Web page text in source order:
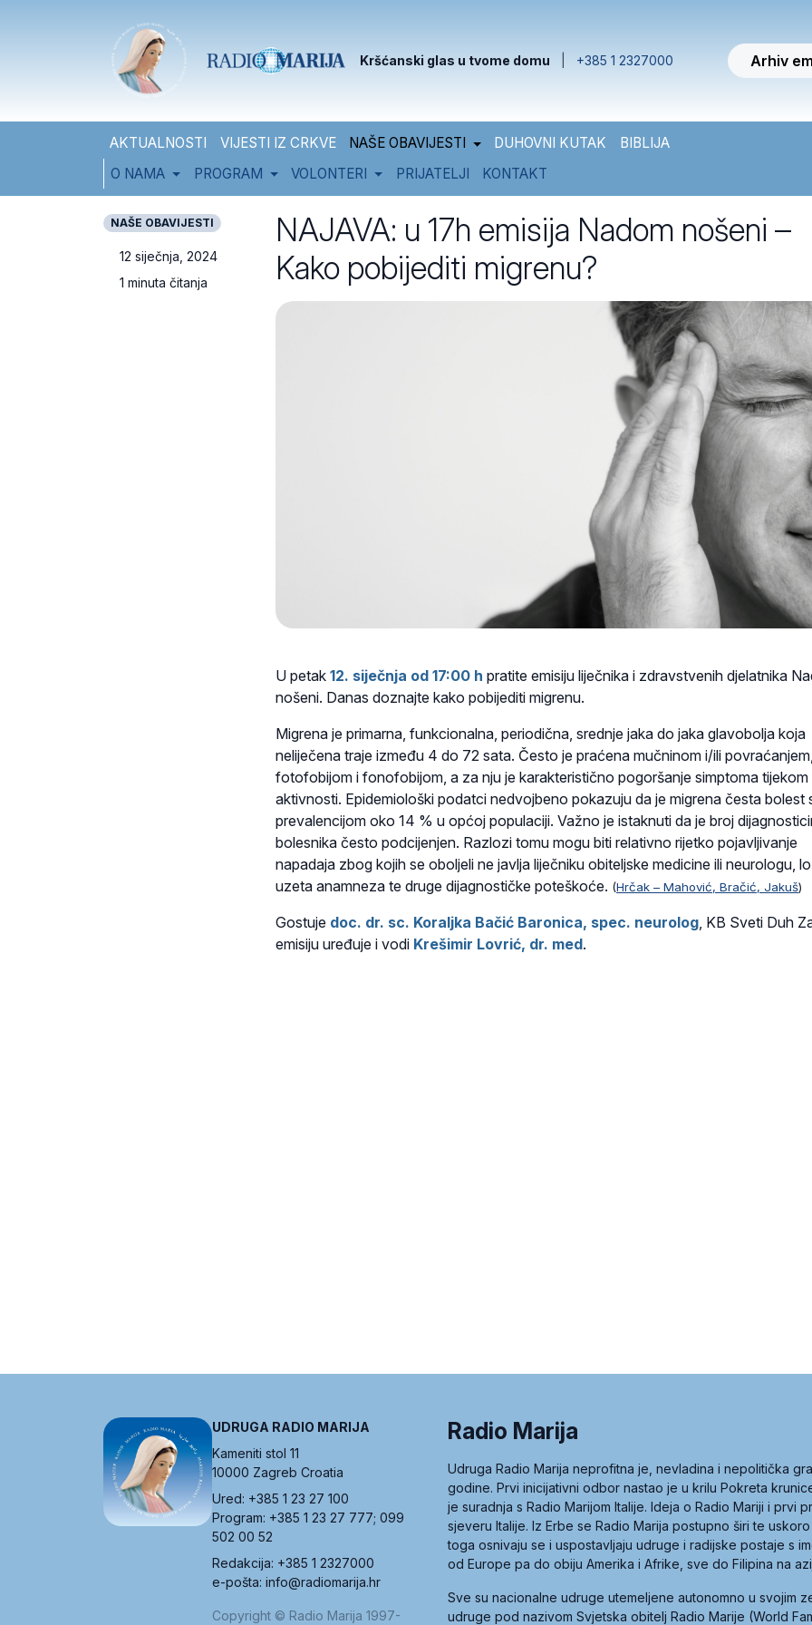
Kršćanski glas u tvome domu +385 1 2327000 Arhiv
AKTUALNOSTI VIJESTI IZ CRKVE NAŠE OBAVIJESTI DUHOVNI KUTAK
BIBLIJA
O NAMA
PROGRAM VOLONTERI PRIJATELJI KONTAKT
NAŠE OBAVIJESTI
12 siječnja, 2024
1 minuta čitanja
NAJAVA: u 17h emisija Nadom nošeni –
Kako pobijediti migrenu?
U petak 12. siječnja od 17:00 h pratite emisiju liječnika i zdravstvenih djelatnika
nošeni. Danas doznajte kako pobijediti migrenu.
Migrena je primarna, funkcionalna, periodična, srednje jaka do jaka glavobolja koja
neliječena traje između 4 do 72 sata. Često je praćena mučninom i/ili povraćanjem,
fotofobijom i fonofobijom, a za nju je karakteristično pogoršanje simptoma
aktivnosti. Epidemiološki podatci nedvojbeno pokazuju da je migrena česta bolest
prevalencijom oko 14 % u općoj populaciji. Važno je istaknuti da je broj
bolesnika često podcijenjen. Razlozi tomu mogu biti relativno rijetko pojavljivanje
napadaja zbog kojih se oboljeli ne javlja liječniku obiteljske medicine ili neurologu,
uzeta anamneza te druge dijagnostičke poteškoće. (Hrčak – Mahović, Bračić, Jakuš)
Gostuje doc. dr. sc. Koraljka Bačić Baronica, spec. neurolog , KB Sveti Duh
emisiju uređuje i vodi Krešimir Lovrić, dr. med.
UDRUGA RADIO MARIJA
Kameniti stol 11
10000 Zagreb Croatia
Ured: +385 1 23 27 100
Program: +385 1 23 27 777; 099
502 00 52
Redakcija: +385 1 2327000
e-pošta: info@radiomarija.hr
Copyright © Radio Marija 1997-
Radio Marija
Udruga Radio Marija neprofitna je, nevladina i nepolitička
godine. Prvi inicijativni odbor nastao je u krilu Pokreta
je suradnja s Radio Marijom Italije. Ideja o Radio Mariji i prvi
sjeveru Italije. Iz Erbe se Radio Marija postupno širi te
toga osnivaju se i uspostavljaju udruge i radijske postaje s
od Europe pa do obiju Amerika i Afrike, sve do Filipina na
Sve su nacionalne udruge utemeljene autonomno u svojim
udruge pod nazivom Svjetska obitelj Radio Marije (World